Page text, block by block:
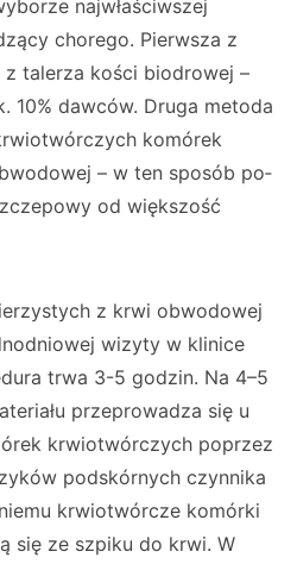
najwłaściwszej
chorego. Pierwsza z
talerza kości biodrowej –
10% dawców. Druga metoda
komórek
– w ten sposób po­
od większość
z krwi ob­wodowej
wizyty w klinice
trwa 3-5 godzin. Na 4–5
przeprowadza się u
krwiotwórczych poprzez
podskórnych czynni­ka
krwiotwórcze komórki
się ze szpi­ku do krwi. W